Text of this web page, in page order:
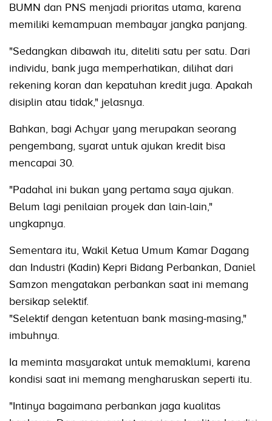
BUMN dan PNS menjadi prioritas utama, karena
memiliki kemampuan membayar jangka panjang.
"Sedangkan dibawah itu, diteliti satu per satu. Dari
individu, bank juga memperhatikan, dilihat dari
rekening koran dan kepatuhan kredit juga. Apakah
disiplin atau tidak," jelasnya.
Bahkan, bagi Achyar yang merupakan seorang
pengembang, syarat untuk ajukan kredit bisa
mencapai 30.
"Padahal ini bukan yang pertama saya ajukan.
Belum lagi penilaian proyek dan lain-lain,"
ungkapnya.
Sementara itu, Wakil Ketua Umum Kamar Dagang
dan Industri (Kadin) Kepri Bidang Perbankan, Daniel
Samzon mengatakan perbankan saat ini memang
bersikap selektif.
"Selektif dengan ketentuan bank masing-masing,"
imbuhnya.
Ia meminta masyarakat untuk memaklumi, karena
kondisi saat ini memang mengharuskan seperti itu.
"Intinya bagaimana perbankan jaga kualitas